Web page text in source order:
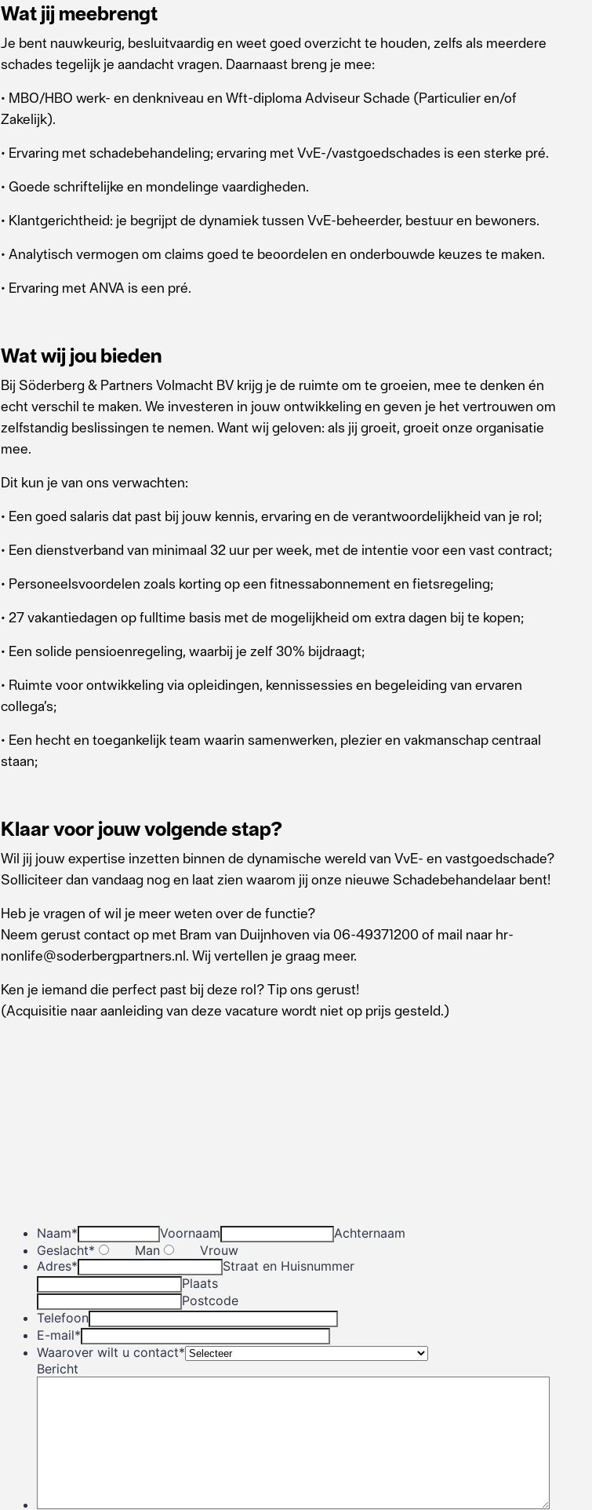
Wat jij meebrengt
Je bent nauwkeurig, besluitvaardig en weet goed overzicht te houden, zelfs als meerdere
schades tegelijk je aandacht vragen. Daarnaast breng je mee:
• MBO/HBO werk- en denkniveau en Wft-diploma Adviseur Schade (Particulier en/of
Zakelijk).
• Ervaring met schadebehandeling; ervaring met VvE-/vastgoedschades is een sterke pré.
• Goede schriftelijke en mondelinge vaardigheden.
• Klantgerichtheid: je begrijpt de dynamiek tussen VvE-beheerder, bestuur en bewoners.
• Analytisch vermogen om claims goed te beoordelen en onderbouwde keuzes te maken.
• Ervaring met ANVA is een pré.
Wat wij jou bieden
Bij Söderberg & Partners Volmacht BV krijg je de ruimte om te groeien, mee te denken én
echt verschil te maken. We investeren in jouw ontwikkeling en geven je het vertrouwen om
zelfstandig beslissingen te nemen. Want wij geloven: als jij groeit, groeit onze organisatie
mee.
Dit kun je van ons verwachten:
• Een goed salaris dat past bij jouw kennis, ervaring en de verantwoordelijkheid van je rol;
• Een dienstverband van minimaal 32 uur per week, met de intentie voor een vast contract;
• Personeelsvoordelen zoals korting op een fitnessabonnement en fietsregeling;
• 27 vakantiedagen op fulltime basis met de mogelijkheid om extra dagen bij te kopen;
• Een solide pensioenregeling, waarbij je zelf 30% bijdraagt;
• Ruimte voor ontwikkeling via opleidingen, kennissessies en begeleiding van ervaren
collega’s;
• Een hecht en toegankelijk team waarin samenwerken, plezier en vakmanschap centraal
staan;
Klaar voor jouw volgende stap?
Wil jij jouw expertise inzetten binnen de dynamische wereld van VvE- en vastgoedschade?
Solliciteer dan vandaag nog en laat zien waarom jij onze nieuwe Schadebehandelaar bent!
Heb je vragen of wil je meer weten over de functie?
Neem gerust contact op met Bram van Duijnhoven via 06-49371200 of mail naar hr-
nonlife@soderbergpartners.nl. Wij vertellen je graag meer.
Ken je iemand die perfect past bij deze rol? Tip ons gerust!
(Acquisitie naar aanleiding van deze vacature wordt niet op prijs gesteld.)